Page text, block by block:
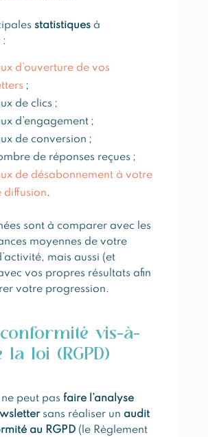
statistiques à
:
d’ouverture de vos
;
de clics ;
d’engagement ;
de conversion ;
de réponses reçues ;
de désabonnement à votre
diffusion.
sont à comparer avec les
moyennes de votre
mais aussi (et
vos propres résultats afin
votre progression.
vis-à-
loi (RGPD)
ne peut pas faire l’analyse
sans réaliser un audit
au RGPD(le Règlement